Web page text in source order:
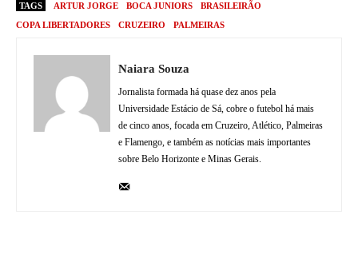
TAGS ARTUR JORGE BOCA JUNIORS
BRASILEIRÃO
COPA LIBERTADORES
CRUZEIRO PALMEIRAS
Naiara Souza
Jornalista formada há quase dez anos pela
Universidade Estácio de Sá, cobre o futebol há mais
de cinco anos, focada em Cruzeiro, Atlético, Palmeiras
e Flamengo, e também as notícias mais importantes
sobre Belo Horizonte e Minas Gerais.